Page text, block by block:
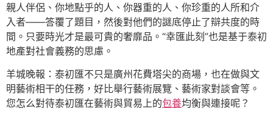
親人伴侶、你地點乎的人、你器重的人、你珍重的人所和介
入者——答覆了題目，然後對他們的謎底停止了辯共度的時
間。只要時光才是最可貴的奢靡品。“幸匯此刻”也是基于泰初
地產對社會義務的思慮。
羊城晚報：泰初匯不只是廣州花費塔尖的商場，也在做與文
明藝術相干的任務，好比舉行藝術展覽、藝術家對談會等。
您怎么對待泰初匯在藝術與貿易上的包養均衡與連接呢？